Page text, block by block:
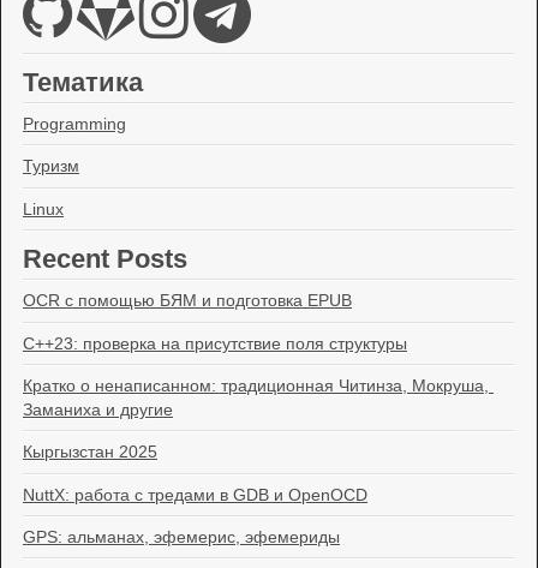
Тематика
Programming
Туризм
Linux
Recent Posts
OCR с помощью БЯМ и подготовка EPUB
C++23: проверка на присутствие поля структуры
Кратко о ненаписанном: традиционная Читинза, Мокруша,
Заманиха и другие
Кыргызстан 2025
NuttX: работа с тредами в GDB и OpenOCD
GPS: альманах, эфемерис, эфемериды